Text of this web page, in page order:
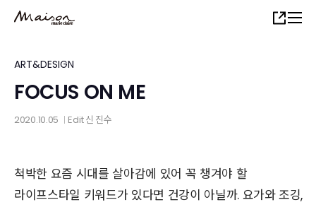
content
Share
ART&DESIGN
FOCUS ON ME
2020.10.05 Edit신 진수
척박한 요즘 시대를 살아감에 있어 꼭 챙겨야 할
라이프스타일 키워드가 있다면 건강이 아닐까. 요가와 조깅,